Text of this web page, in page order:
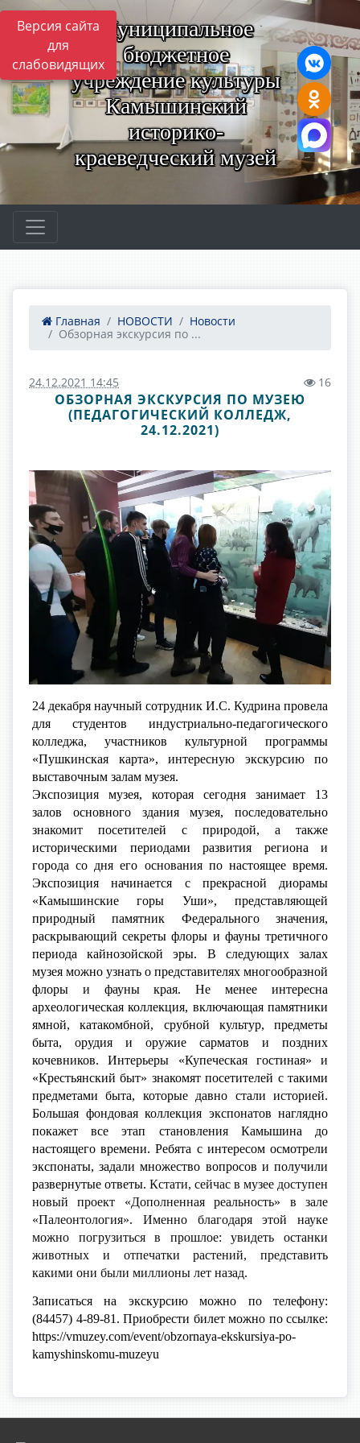
Версия сайта
для
слабовидящих
Муниципальное
бюджетное
учреждение культуры
Камышинский
историко-
краеведческий музей
Главная НОВОСТИ
Новости
Обзорная экскурсия по ...
24.12.2021 14:45 16
ОБЗОРНАЯ ЭКСКУРСИЯ ПО МУЗЕЮ
(ПЕДАГОГИЧЕСКИЙ КОЛЛЕДЖ,
24.12.2021)
24 декабря научный сотрудник И.С. Кудрина провела
для студентов индустриально-педагогического
колледжа, участников культурной программы
«Пушкинская карта», интересную экскурсию по
выставочным залам музея.
Экспозиция музея, которая сегодня занимает 13
залов основного здания музея, последовательно
знакомит посетителей с природой, а также
историческими периодами развития региона и
города со дня его основания по настоящее время.
Экспозиция начинается с прекрасной диорамы
«Камышинские горы Уши», представляющей
природный памятник Федерального значения,
раскрывающий секреты флоры и фауны третичного
периода кайнозойской эры. В следующих залах
музея можно узнать о представителях многообразной
флоры и фауны края. Не менее интересна
археологическая коллекция, включающая памятники
ямной, катакомбной, срубной культур, предметы
быта, орудия и оружие сарматов и поздних
кочевников. Интерьеры «Купеческая гостиная» и
«Крестьянский быт» знакомят посетителей с такими
предметами быта, которые давно стали историей.
Большая фондовая коллекция экспонатов наглядно
покажет все этап становления Камышина до
настоящего времени.Ребята с интересом осмотрели
экспонаты, задали множество вопросов и получили
развернутые ответы. Кстати, сейчас в музее доступен
новый проект «Дополненная реальность» в зале
«Палеонтология». Именно благодаря этой науке
можно погрузиться в прошлое: увидеть останки
животных и отпечатки растений, представить
какими они были миллионы лет назад.
Записаться на экскурсию можно по телефону:
(84457) 4-89-81. Приобрести билет можно по ссылке:
https://vmuzey.com/event/obzornaya-ekskursiya-po-
kamyshinskomu-muzeyu